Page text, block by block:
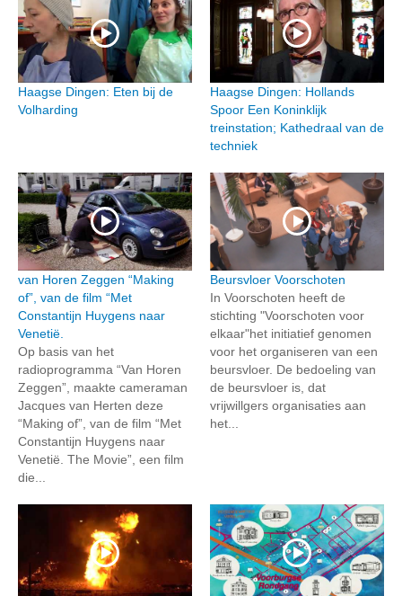
Haagse Dingen: Eten bij de
Volharding
Haagse Dingen: Hollands
Spoor Een Koninklijk
treinstation; Kathedraal van de
techniek
van Horen Zeggen “Making
of”, van de film “Met
Constantijn Huygens naar
Venetië.
Op basis van het
radioprogramma “Van Horen
Zeggen”, maakte cameraman
Jacques van Herten deze
“Making of”, van de film “Met
Constantijn Huygens naar
Venetië. The Movie”, een film
die...
Beursvloer Voorschoten
In Voorschoten heeft de
stichting "Voorschoten voor
elkaar"het initiatief genomen
voor het organiseren van een
beursvloer. De bedoeling van
de beursvloer is, dat
vrijwillgers organisaties aan
het...